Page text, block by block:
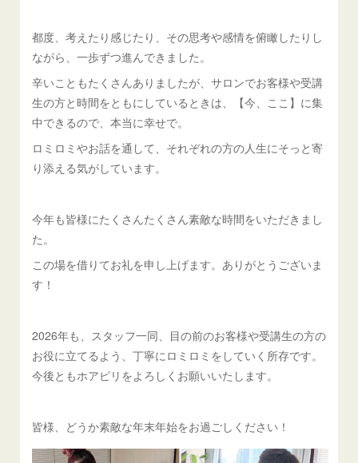
都度、考えたり感じたり、その思考や感情を俯瞰したりし
ながら、一歩ずつ進んできました。
辛いこともたくさんありましたが、サロンでお客様や受講
生の方と時間をともにしているときは、【今、ここ】に集
中できるので、本当に幸せで。
ロミロミやお話を通して、それぞれの方の人生にそっと寄
り添える気がしています。
今年も皆様にたくさんたくさん素敵な時間をいただきまし
た。
この場を借りてお礼を申し上げます。ありがとうございま
す！
2026年も、スタッフ一同、目の前のお客様や受講生の方の
お役に立てるよう、丁寧にロミロミをしていく所存です。
今後ともホアピリをよろしくお願いいたします。
皆様、どうか素敵な年末年始をお過ごしください！